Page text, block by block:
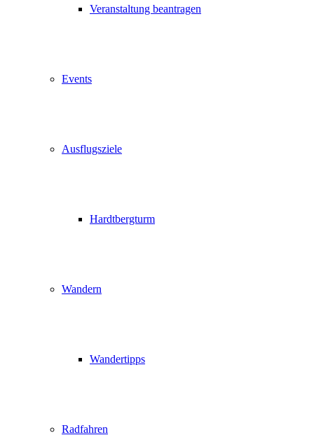
Veranstaltung beantragen
Events
Ausflugsziele
Hardtbergturm
Wandern
Wandertipps
Radfahren